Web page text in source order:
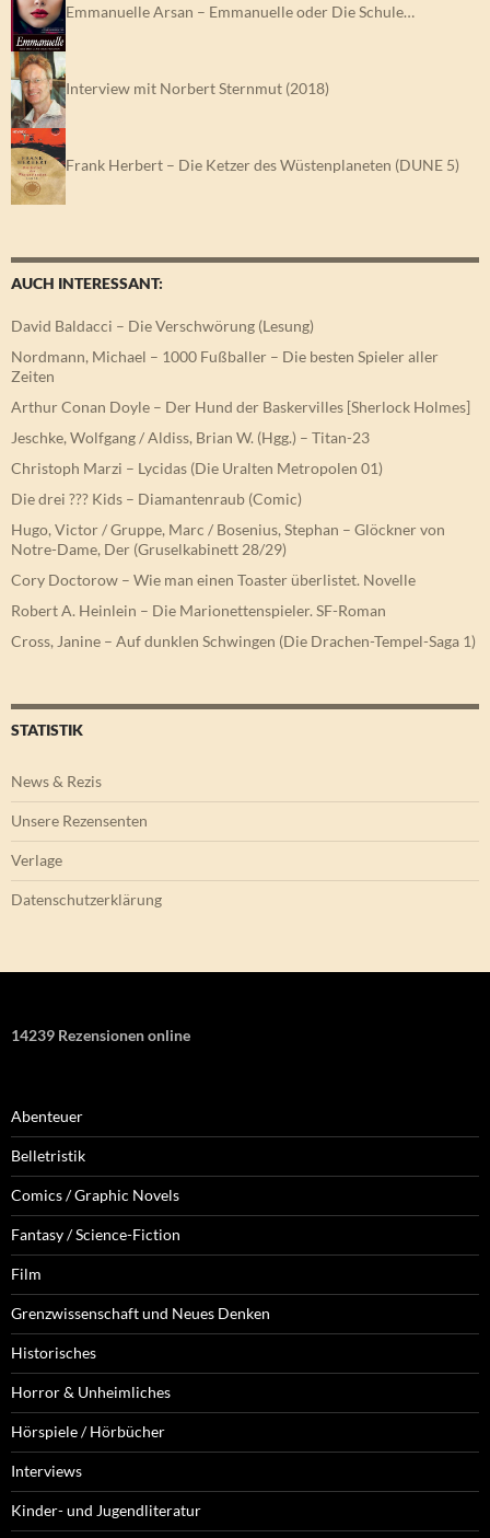
Emmanuelle Arsan – Emmanuelle oder Die Schule…
Interview mit Norbert Sternmut (2018)
Frank Herbert – Die Ketzer des Wüstenplaneten (DUNE 5)
AUCH INTERESSANT:
David Baldacci – Die Verschwörung (Lesung)
Nordmann, Michael – 1000 Fußballer – Die besten Spieler aller
Zeiten
Arthur Conan Doyle – Der Hund der Baskervilles [Sherlock Holmes]
Jeschke, Wolfgang / Aldiss, Brian W. (Hgg.) – Titan-23
Christoph Marzi – Lycidas (Die Uralten Metropolen 01)
Die drei ??? Kids – Diamantenraub (Comic)
Hugo, Victor / Gruppe, Marc / Bosenius, Stephan – Glöckner von
Notre-Dame, Der (Gruselkabinett 28/29)
Cory Doctorow – Wie man einen Toaster überlistet. Novelle
Robert A. Heinlein – Die Marionettenspieler. SF-Roman
Cross, Janine – Auf dunklen Schwingen (Die Drachen-Tempel-Saga 1)
STATISTIK
News & Rezis
Unsere Rezensenten
Verlage
Datenschutzerklärung
14239 Rezensionen online
Abenteuer
Belletristik
Comics / Graphic Novels
Fantasy / Science-Fiction
Film
Grenzwissenschaft und Neues Denken
Historisches
Horror & Unheimliches
Hörspiele / Hörbücher
Interviews
Kinder- und Jugendliteratur